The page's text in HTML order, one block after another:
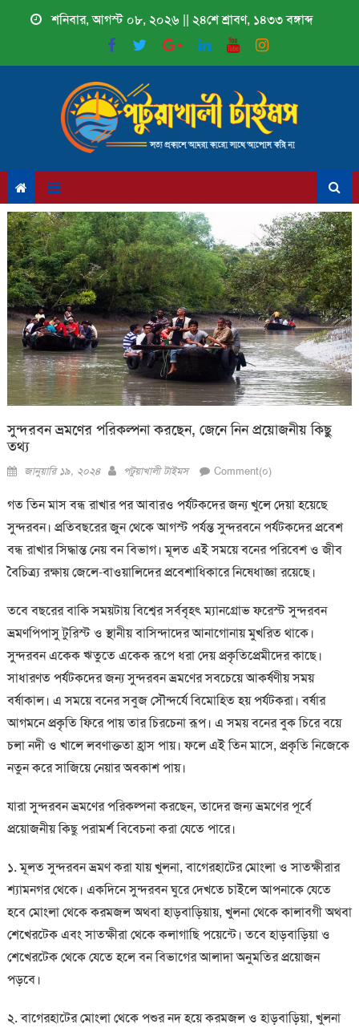
শনিবার, আগস্ট ০৮, ২০২৬ || ২৪শে শ্রাবণ, ১৪৩৩ বঙ্গাব্দ
সুন্দরবন ভ্রমণের পরিকল্পনা করছেন, জেনে নিন প্রয়োজনীয় কিছু
তথ্য
Posted
জানুয়ারি ১৯, ২০২৪ Author
পটুয়াখালী টাইমস Comment(০)
গত তিন মাস বন্ধ রাখার পর আবারও পর্যটকদের জন্য খুলে দেয়া হয়েছে
সুন্দরবন। প্রতিবছরের জুন থেকে আগস্ট পর্যন্ত সুন্দরবনে পর্যটকদের প্রবেশ
বন্ধ রাখার সিদ্ধান্ত নেয় বন বিভাগ। মূলত এই সময়ে বনের পরিবেশ ও জীব
বৈচিত্র্য রক্ষায় জেলে-বাওয়ালিদের প্রবেশাধিকারে নিষেধাজ্ঞা রয়েছে।
তবে বছরের বাকি সময়টায় বিশ্বের সর্ববৃহৎ ম্যানগ্রোভ ফরেস্ট সুন্দরবন
ভ্রমণপিপাসু টুরিস্ট ও স্থানীয় বাসিন্দাদের আনাগোনায় মুখরিত থাকে।
সুন্দরবন একেক ঋতুতে একেক রূপে ধরা দেয় প্রকৃতিপ্রেমীদের কাছে।
সাধারণত পর্যটকদের জন্য সুন্দরবন ভ্রমণের সবচেয়ে আকর্ষণীয় সময়
বর্ষাকাল। এ সময়ে বনের সবুজ সৌন্দর্যে বিমোহিত হয় পর্যটকরা। বর্ষার
আগমনে প্রকৃতি ফিরে পায় তার চিরচেনা রূপ। এ সময় বনের বুক চিরে বয়ে
চলা নদী ও খালে লবণাক্ততা হ্রাস পায়। ফলে এই তিন মাসে, প্রকৃতি নিজেকে
নতুন করে সাজিয়ে নেয়ার অবকাশ পায়।
যারা সুন্দরবন ভ্রমণের পরিকল্পনা করছেন, তাদের জন্য ভ্রমণের পূর্বে
প্রয়োজনীয় কিছু পরামর্শ বিবেচনা করা যেতে পারে।
১. মূলত সুন্দরবন ভ্রমণ করা যায় খুলনা, বাগেরহাটের মোংলা ও সাতক্ষীরার
শ্যামনগর থেকে। একদিনে সুন্দরবন ঘুরে দেখতে চাইলে আপনাকে যেতে
হবে মোংলা থেকে করমজল অথবা হাড়বাড়িয়ায়, খুলনা থেকে কালাবগী অথবা
শেখেরটেক এবং সাতক্ষীরা থেকে কলাগাছি পয়েন্টে। তবে হাড়বাড়িয়া ও
শেখেরটেক থেকে যেতে হলে বন বিভাগের আলাদা অনুমতির প্রয়োজন
পড়বে।
২. বাগেরহাটের মোংলা থেকে পশুর নদ হয়ে করমজল ও হাড়বাড়িয়া, খুলনা